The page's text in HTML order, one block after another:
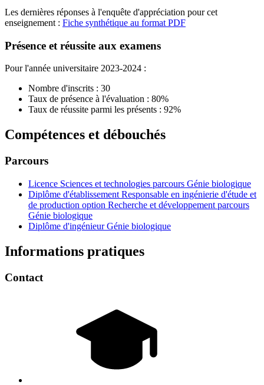
Les dernières réponses à l'enquête d'appréciation pour cet
enseignement : Fiche synthétique au format PDF
Présence et réussite aux examens
Pour l'année universitaire 2023-2024 :
Nombre d'inscrits : 30
Taux de présence à l'évaluation : 80%
Taux de réussite parmi les présents : 92%
Compétences et débouchés
Parcours
Licence Sciences et technologies parcours Génie biologique
Diplôme d'établissement Responsable en ingénierie d'étude et
de production option Recherche et développement parcours
Génie biologique
Diplôme d'ingénieur Génie biologique
Informations pratiques
Contact